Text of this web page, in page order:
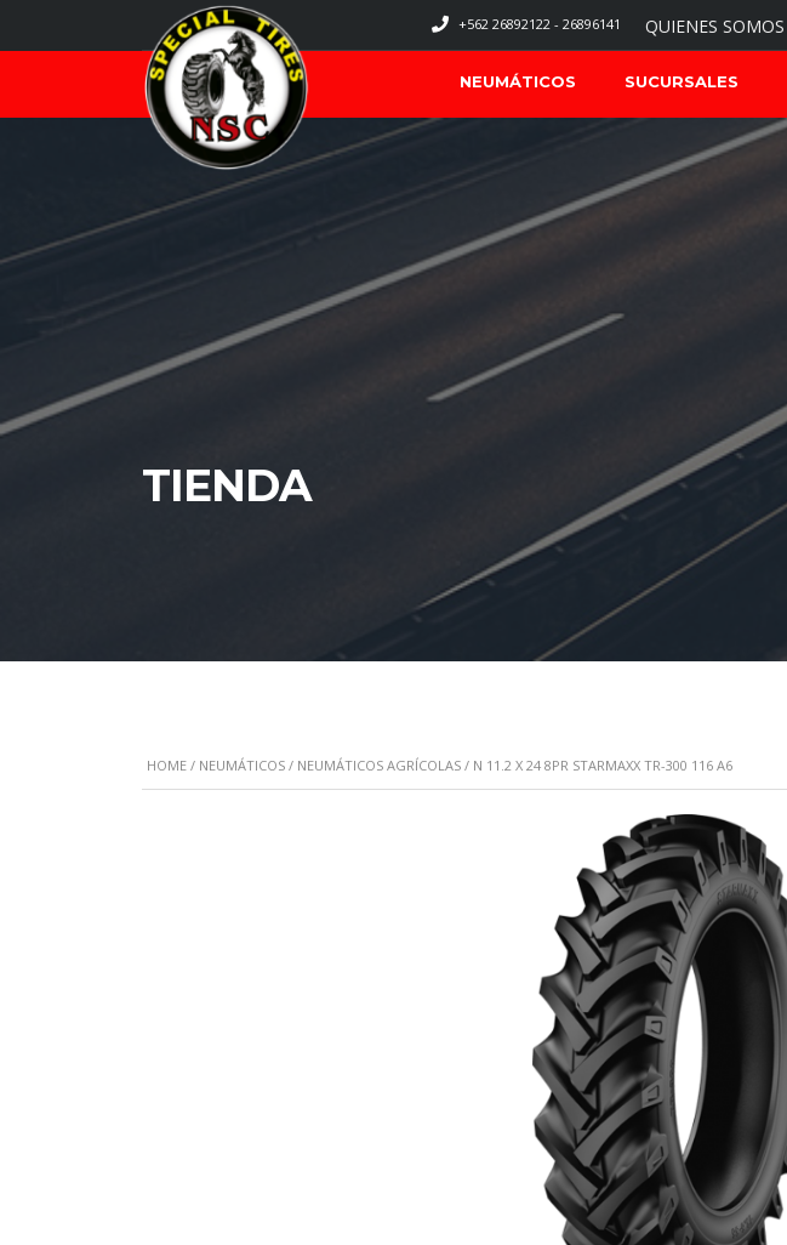
QUIENES SOMOS
+562 26892122 - 26896141
NEUMÁTICOS SUCURSALES
TIENDA
HOME / NEUMÁTICOS / NEUMÁTICOS AGRÍCOLAS / N 11.2 X 24 8PR STARMAXX TR-300 116 A6